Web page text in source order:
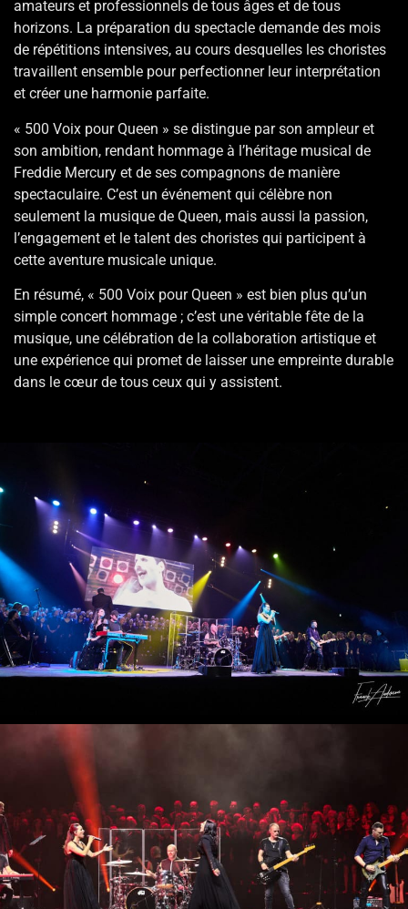
amateurs et professionnels de tous âges et de tous
horizons. La préparation du spectacle demande des mois
de répétitions intensives, au cours desquelles les choristes
travaillent ensemble pour perfectionner leur interprétation
et créer une harmonie parfaite.
« 500 Voix pour Queen » se distingue par son ampleur et
son ambition, rendant hommage à l’héritage musical de
Freddie Mercury et de ses compagnons de manière
spectaculaire. C’est un événement qui célèbre non
seulement la musique de Queen, mais aussi la passion,
l’engagement et le talent des choristes qui participent à
cette aventure musicale unique.
En résumé, « 500 Voix pour Queen » est bien plus qu’un
simple concert hommage ; c’est une véritable fête de la
musique, une célébration de la collaboration artistique et
une expérience qui promet de laisser une empreinte durable
dans le cœur de tous ceux qui y assistent.